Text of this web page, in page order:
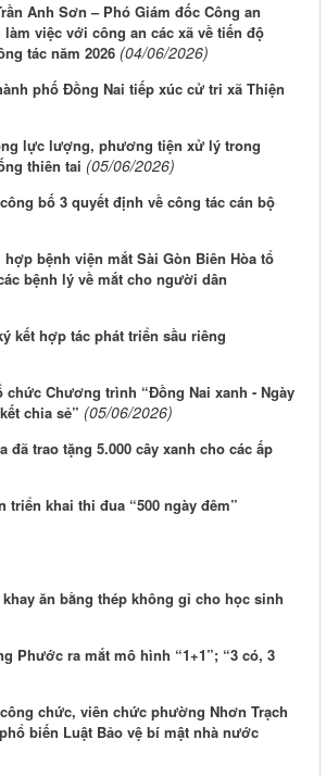
Anh Sơn – Phó Giám đốc Công an
việc với công an các xã về tiến độ
tác năm 2026 (04/06/2026)
phố Đồng Nai tiếp xúc cử tri xã Thiện
lực lượng, phương tiện xử lý trong
thiên tai (05/06/2026)
bố 3 quyết định về công tác cán bộ
hợp bệnh viện mắt Sài Gòn Biên Hòa tổ
bệnh lý về mắt cho người dân
kết hợp tác phát triển sầu riêng
chức Chương trình “Đồng Nai xanh - Ngày
chia sẻ” (05/06/2026)
đã trao tặng 5.000 cây xanh cho các ấp
triển khai thi đua “500 ngày đêm”
khay ăn bằng thép không gỉ cho học sinh
Phước ra mắt mô hình “1+1”; “3 có, 3
chức, viên chức phường Nhơn Trạch
biến Luật Bảo vệ bí mật nhà nước